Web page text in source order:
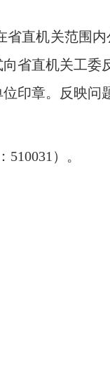
机关范围内
省直机关工委
印章。反映问
）。